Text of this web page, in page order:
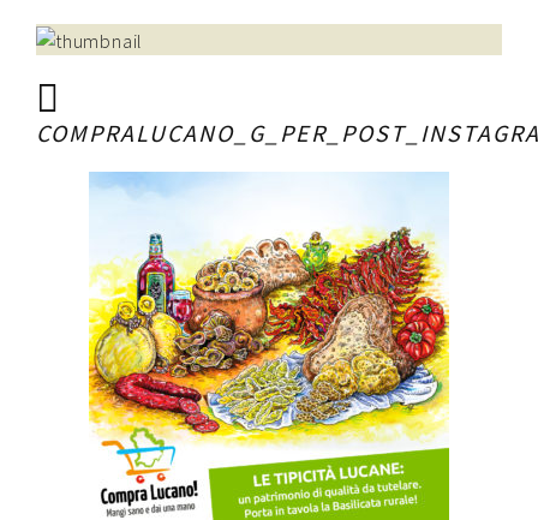
Chi siamo
Lavora con noi
Raffaele Gerardi